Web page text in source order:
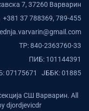
7, 37260 Варварин
+381 37 788369, 789-455
ТР: 840-2363760-33
ПИБ: 101144391
07175671 ЈББК: 01885
СШ Варварин. All
djordjevicdr